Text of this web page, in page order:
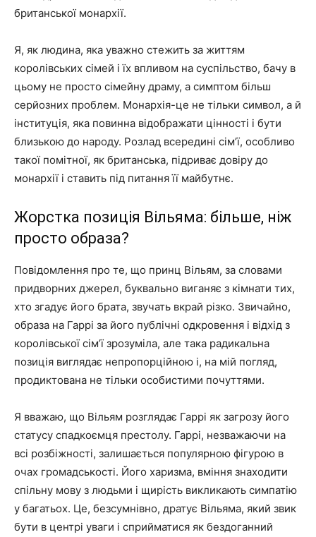
британської монархії.
Я, як людина, яка уважно стежить за життям
королівських сімей і їх впливом на суспільство, бачу в
цьому не просто сімейну драму, а симптом більш
серйозних проблем. Монархія-це не тільки символ, а й
інституція, яка повинна відображати цінності і бути
близькою до народу. Розлад всередині сім’ї, особливо
такої помітної, як британська, підриває довіру до
монархії і ставить під питання її майбутнє.
Жорстка позиція Вільяма: більше, ніж
просто образа?
Повідомлення про те, що принц Вільям, за словами
придворних джерел, буквально виганяє з кімнати тих,
хто згадує його брата, звучать вкрай різко. Звичайно,
образа на Гаррі за його публічні одкровення і відхід з
королівської сім’ї зрозуміла, але така радикальна
позиція виглядає непропорційною і, на мій погляд,
продиктована не тільки особистими почуттями.
Я вважаю, що Вільям розглядає Гаррі як загрозу його
статусу спадкоємця престолу. Гаррі, незважаючи на
всі розбіжності, залишається популярною фігурою в
очах громадськості. Його харизма, вміння знаходити
спільну мову з людьми і щирість викликають симпатію
у багатьох. Це, безсумнівно, дратує Вільяма, який звик
бути в центрі уваги і сприйматися як бездоганний